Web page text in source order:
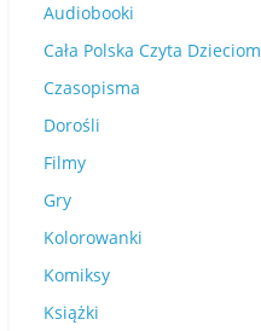
Audiobooki
Cała Polska Czyta Dzieciom
Czasopisma
Dorośli
Filmy
Gry
Kolorowanki
Komiksy
Książki